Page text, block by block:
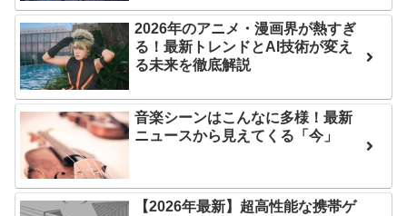
たすら愛し合う。
Powered by livedoor 相
互RSS
のに、家族が猛反対。家族
から信じられない言葉が飛
び出した… 他
滝沢秀明の新オーディショ
ンが“まんまジャニーズ”とフ
Powered by livedoor 相
2026年のアニメ・漫画界が熱すぎ
る！最新トレンドとAI技術が変え
る未来を徹底解説
音楽シーンはこんなに多様！最新
ニュースから見えてくる「今」
【2026年最新】超高性能な携帯ゲ